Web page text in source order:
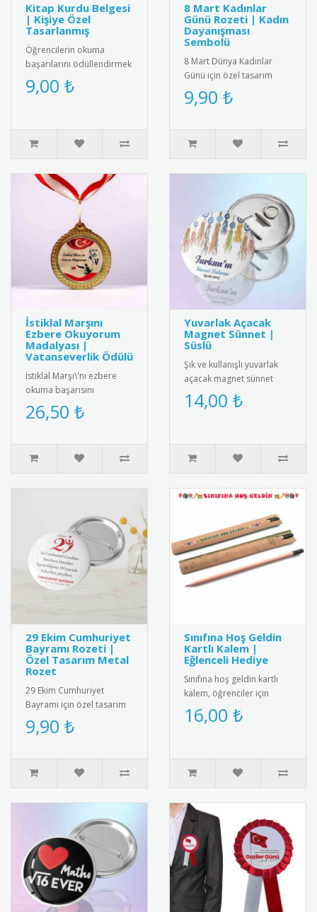
Kitap Kurdu Belgesi
| Kişiye Özel
Tasarlanmış
Öğrencilerin okuma
başarılarını ödüllendirmek
için özel tasarlanmış kitap
kurdu belgeleri. Kişiye öz..
9,00 ₺
8 Mart Kadınlar
Günü Rozeti | Kadın
Dayanışması
Sembolü
8 Mart Dünya Kadınlar
Günü için özel tasarım
rozet. Kadın dayanışmasını
ve eşitliği simgeleyen şık
9,90 ₺
İstiklal Marşını
Ezbere Okuyorum
Madalyası |
Vatanseverlik Ödülü
İstiklal Marşı\'nı ezbere
okuma başarısını
ödüllendiren özel tasarım
madalya. Milli
26,50 ₺
Yuvarlak Açacak
Magnet Sünnet |
Süslü
Şık ve kullanışlı yuvarlak
açacak magnet sünnet
hediyesi. Yüksek kaliteli
mıknatıs ve paslanmaz
14,00 ₺
29 Ekim Cumhuriyet
Bayramı Rozeti |
Özel Tasarım Metal
Rozet
29 Ekim Cumhuriyet
Bayramı için özel tasarım
metal rozet. Kaliteli metal
malzemeden üretilmiş,
9,90 ₺
Sınıfına Hoş Geldin
Kartlı Kalem |
Eğlenceli Hediye
Sınıfına hoş geldin kartlı
kalem, öğrenciler için
eğlenceli ve kullanışlı bir
hediye. Her ürün bir k..
16,00 ₺